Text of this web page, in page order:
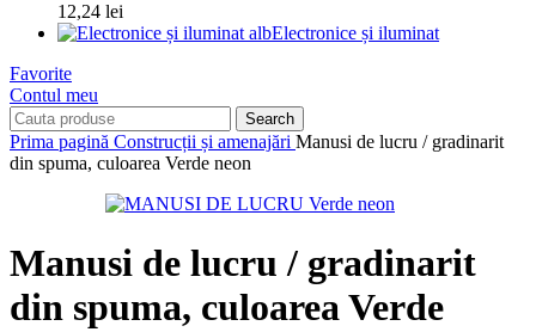
12,24 lei
Electronice și iluminat
Favorite
Contul meu
Search
Prima pagină Construcții și amenajări Manusi de lucru / gradinarit
din spuma, culoarea Verde neon
Manusi de lucru / gradinarit
din spuma, culoarea Verde